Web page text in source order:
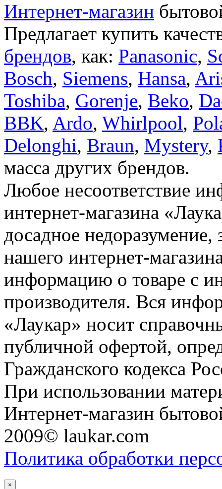
Интернет-магазин
Предлагает купить
брендов, как: Panasonic,
Bosch, Siemens, Hansa,
Toshiba, Gorenje, Beko,
BBK, Ardo, Whirlpool,
Delonghi, Braun, Mystery,
масса других брендов.
Любое несоответствие
интернет-магазина
досадное недоразумение,
нашего интернет-
информацию о товаре с
производителя. Вся
«Лаукар» носит
публичной офертой,
Гражданского кодекса
При использовании
Интернет-магазин
2009© laukar.com
Политика обработки
×